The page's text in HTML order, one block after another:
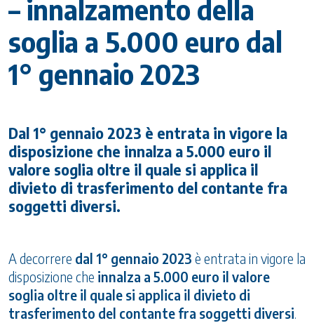
– innalzamento della
soglia a 5.000 euro dal
1° gennaio 2023
Dal 1° gennaio 2023 è entrata in vigore la
disposizione che innalza a 5.000 euro il
valore soglia oltre il quale si applica il
divieto di trasferimento del contante fra
soggetti diversi.
A decorrere dal 1° gennaio 2023 è entrata in vigore la
disposizione che innalza a 5.000 euro il valore
soglia oltre il quale si applica il divieto di
trasferimento del contante fra soggetti diversi.